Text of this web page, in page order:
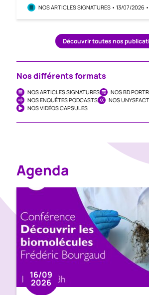
NOS ARTICLES SIGNATURES • 13/07/2026
Découvrir toutes nos
Nos différents formats
NOS ARTICLES SIGNATURES
NOS BD
NOS ENQUÊTES PODCASTS
NOS
NOS VIDÉOS CAPSULES
Agenda
16/09
2026